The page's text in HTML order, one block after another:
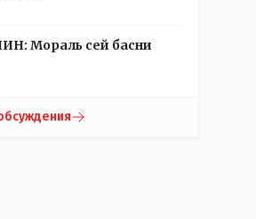
Мораль сей басни